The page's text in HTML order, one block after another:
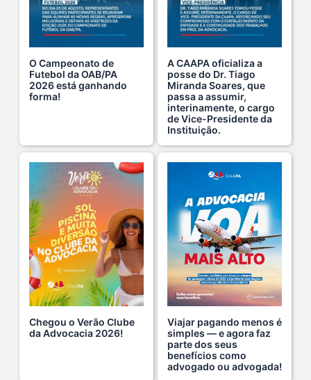
Ganhar tempo, automatizar tarefas e aumentar a pro s...
7 De Julho De 2026
Viajar pagando menos é simples — e agora faz pa s...
Domingo no Clube da Advocacia!
26 De Julho De 2026
Hoje é um dia especial para celebrar a vida de qu s...
22 De Julho De 2026
Fim de semana tem endereço certo: Clube da Advoca s...
18 De Julho De 2026
A saúde da mulher merece atenção especial em to s...
O Campeonato de
Futebol da OAB/PA
2026 está ganhando
forma!
A CAAPA oficializa a
posse do Dr. Tiago
Miranda Soares, que
passa a assumir,
interinamente, o cargo
de Vice-Presidente da
Instituição.
Chegou o Verão Clube
da Advocacia 2026!
Viajar pagando menos é
simples — e agora faz
parte dos seus
benefícios como
advogado ou advogada!